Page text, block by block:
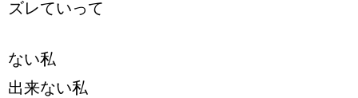
ズレていって
ない私
出来ない私